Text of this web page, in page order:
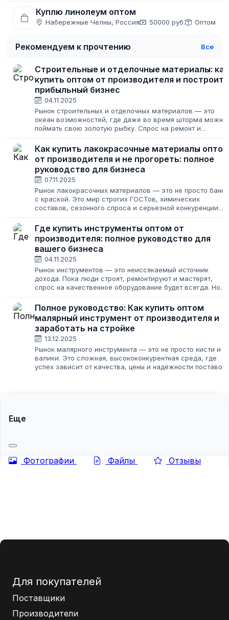
Куплю линолеум оптом
Набережные Челны, Россия 50000 руб. Оптом
Рекомендуем к прочтению Все
Строительные и отделочные материалы: как
купить оптом от производителя и построить
прибыльный бизнес
04.11.2025
Рынок строительных и отделочных материалов — это
океан возможностей, где даже во время шторма можно
поймать свою золотую рыбку. Спрос на ремонт и
масштабы. Для предпринимателя это...
Как купить лакокрасочные материалы оптом
от производителя и не прогореть: полное
руководство для бизнеса
07.11.2025
Рынок лакокрасочных материалов — это не просто банки
с краской. Это мир строгих ГОСТов, химических
составов, сезонного спроса и серьезной конкуренции.
и минное поле. Можно заключить...
Где купить инструменты оптом от
производителя: полное руководство для
вашего бизнеса
04.11.2025
Рынок инструментов — это неиссякаемый источник
дохода. Пока люди строят, ремонтируют и мастерят,
спрос на качественное оборудование будет всегда. Но
найти надежного поставщика и...
Полное руководство: Как купить оптом
малярный инструмент от производителя и
заработать на стройке
13.12.2025
Рынок малярного инструмента — это не просто кисти и
валики. Это сложная, высококонкурентная среда, где
успех зависит от качества, цены и надёжности поставок.
Еще
Фотографии Файлы Отзывы
Для покупателей
Поставщики
Производители